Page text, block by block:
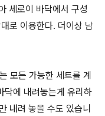
세로이 바닥에서 구성
로 이용한다. 더이상 남
모든 가능한 세트를 계
닥에 내려놓는게 유리하
내려 놓을 수도 있습니